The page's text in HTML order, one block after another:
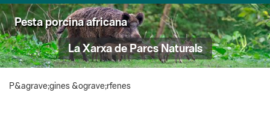
Pesta porcina africana
La Xarxa de Parcs Naturals
P&agrave;gines &ograve;rfenes